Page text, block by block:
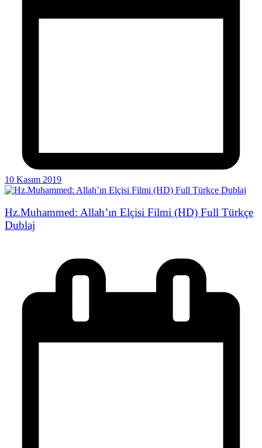
10 Kasım 2019
Hz.Muhammed: Allah’ın Elçisi Filmi (HD) Full Türkçe
Dublaj